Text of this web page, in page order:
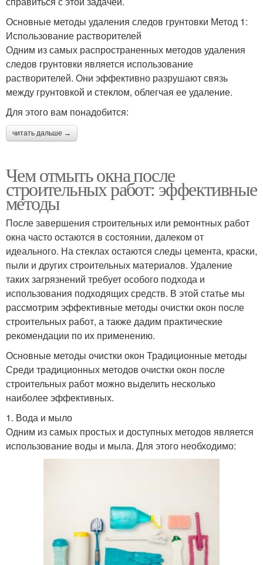
Основные методы удаления следов грунтовки Метод 1:
Использование растворителей
Одним из самых распространенных методов удаления
следов грунтовки является использование
растворителей. Они эффективно разрушают связь
между грунтовкой и стеклом, облегчая ее удаление.
Для этого вам понадобится:
читать дальше →
Чем отмыть окна после
строительных работ: эффективные
методы
После завершения строительных или ремонтных работ
окна часто остаются в состоянии, далеком от
идеального. На стеклах остаются следы цемента, краски,
пыли и других строительных материалов. Удаление
таких загрязнений требует особого подхода и
использования подходящих средств. В этой статье мы
рассмотрим эффективные методы очистки окон после
строительных работ, а также дадим практические
рекомендации по их применению.
Основные методы очистки окон Традиционные методы
Среди традиционных методов очистки окон после
строительных работ можно выделить несколько
наиболее эффективных.
1. Вода и мыло
Одним из самых простых и доступных методов является
использование воды и мыла. Для этого необходимо: